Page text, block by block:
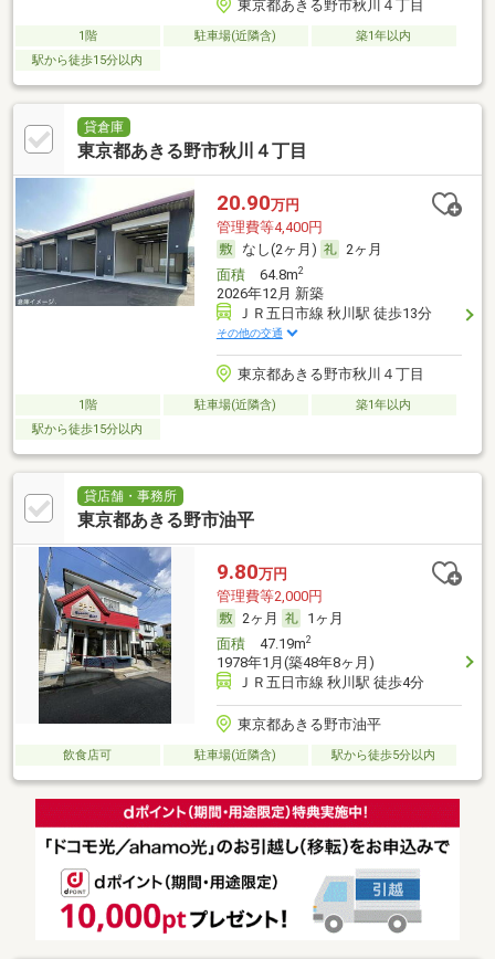
東京都あきる野市秋川４丁目
1階 駐車場(近隣含)
築1年以内
駅から徒歩15分以内
貸倉庫
東京都あきる野市秋川４丁目
20.90万円
管理費等4,400円
なし(2ヶ月)
2ヶ月
面積64.8m2
2026年12月 新築
ＪＲ五日市線 秋川駅 徒歩13分
その他の交通
東京都あきる野市秋川４丁目
1階 駐車場(近隣含)
築1年以内
駅から徒歩15分以内
貸店舗・事務所
東京都あきる野市油平
9.80万円
管理費等2,000円
2ヶ月
1ヶ月
面積47.19m2
1978年1月(築48年8ヶ月)
ＪＲ五日市線 秋川駅 徒歩4分
東京都あきる野市油平
飲食店可 駐車場(近隣含) 駅から徒歩5分以内